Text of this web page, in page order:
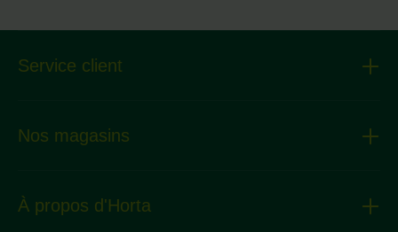
Service client
Nos magasins
À propos d'Horta